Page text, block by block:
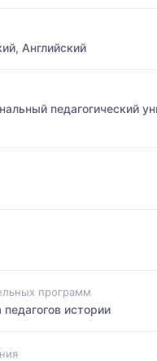
Английский
педагогический
программ
истории